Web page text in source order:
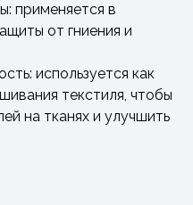
применяется в
от гниения и
используется как
текстиля, чтобы
на тканях и улучшить